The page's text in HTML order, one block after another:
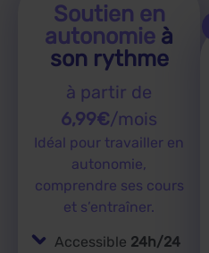
Soutien en
autonomie à
son rythme
à partir de
6,99€/mois
Idéal pour travailler en
autonomie,
comprendre ses cours
et s’entraîner.
Accessible 24h/24